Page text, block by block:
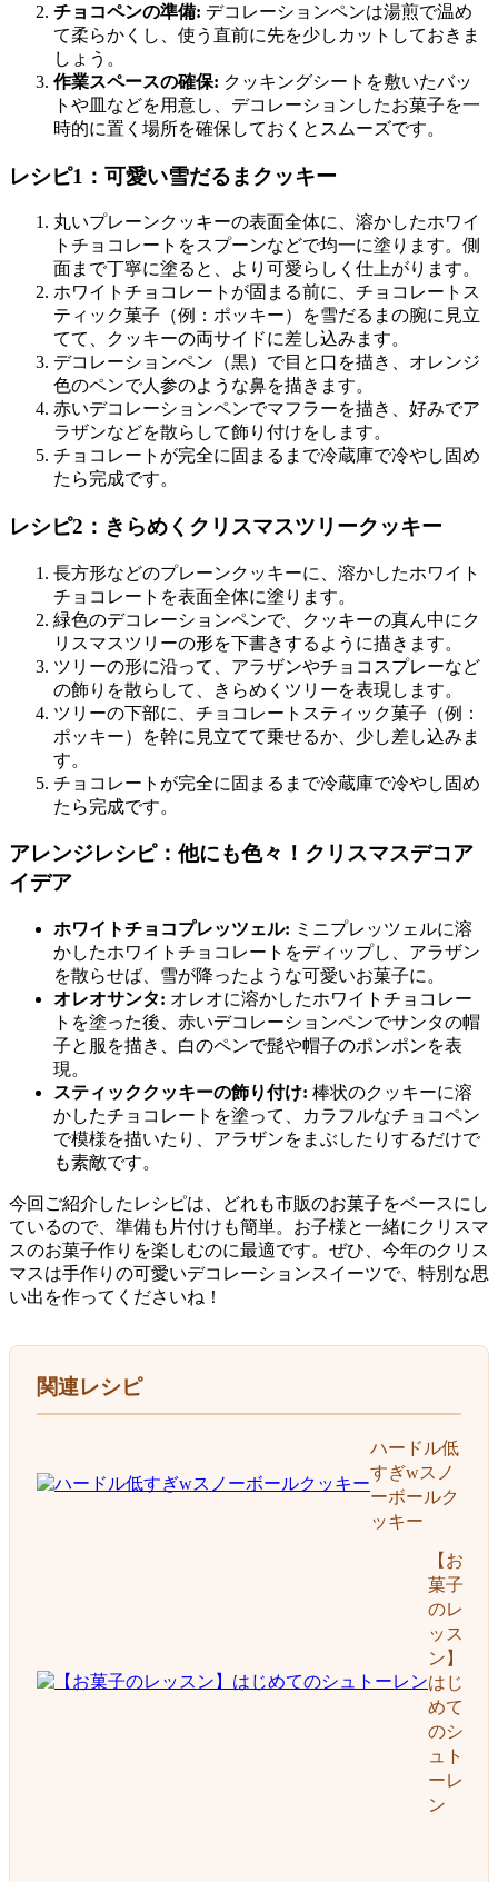
チョコペンの準備: デコレーションペンは湯煎で温め
て柔らかくし、使う直前に先を少しカットしておきま
しょう。
作業スペースの確保: クッキングシートを敷いたバッ
トや皿などを用意し、デコレーションしたお菓子を一
時的に置く場所を確保しておくとスムーズです。
レシピ1：可愛い雪だるまクッキー
丸いプレーンクッキーの表面全体に、溶かしたホワイ
トチョコレートをスプーンなどで均一に塗ります。側
面まで丁寧に塗ると、より可愛らしく仕上がります。
ホワイトチョコレートが固まる前に、チョコレートス
ティック菓子（例：ポッキー）を雪だるまの腕に見立
てて、クッキーの両サイドに差し込みます。
デコレーションペン（黒）で目と口を描き、オレンジ
色のペンで人参のような鼻を描きます。
赤いデコレーションペンでマフラーを描き、好みでア
ラザンなどを散らして飾り付けをします。
チョコレートが完全に固まるまで冷蔵庫で冷やし固め
たら完成です。
レシピ2：きらめくクリスマスツリークッキー
長方形などのプレーンクッキーに、溶かしたホワイト
チョコレートを表面全体に塗ります。
緑色のデコレーションペンで、クッキーの真ん中にク
リスマスツリーの形を下書きするように描きます。
ツリーの形に沿って、アラザンやチョコスプレーなど
の飾りを散らして、きらめくツリーを表現します。
ツリーの下部に、チョコレートスティック菓子（例：
ポッキー）を幹に見立てて乗せるか、少し差し込みま
す。
チョコレートが完全に固まるまで冷蔵庫で冷やし固め
たら完成です。
アレンジレシピ：他にも色々！クリスマスデコア
イデア
ホワイトチョコプレッツェル: ミニプレッツェルに溶
かしたホワイトチョコレートをディップし、アラザン
を散らせば、雪が降ったような可愛いお菓子に。
オレオサンタ: オレオに溶かしたホワイトチョコレー
トを塗った後、赤いデコレーションペンでサンタの帽
子と服を描き、白のペンで髭や帽子のポンポンを表
現。
スティッククッキーの飾り付け: 棒状のクッキーに溶
かしたチョコレートを塗って、カラフルなチョコペン
で模様を描いたり、アラザンをまぶしたりするだけで
も素敵です。
今回ご紹介したレシピは、どれも市販のお菓子をベースにし
ているので、準備も片付けも簡単。お子様と一緒にクリスマ
スのお菓子作りを楽しむのに最適です。ぜひ、今年のクリス
マスは手作りの可愛いデコレーションスイーツで、特別な思
い出を作ってくださいね！
関連レシピ
ハードル低
すぎwスノ
ーボールク
ッキー
【お
菓子
のレ
ッス
ン】
はじ
めて
のシ
ュト
ーレ
ン